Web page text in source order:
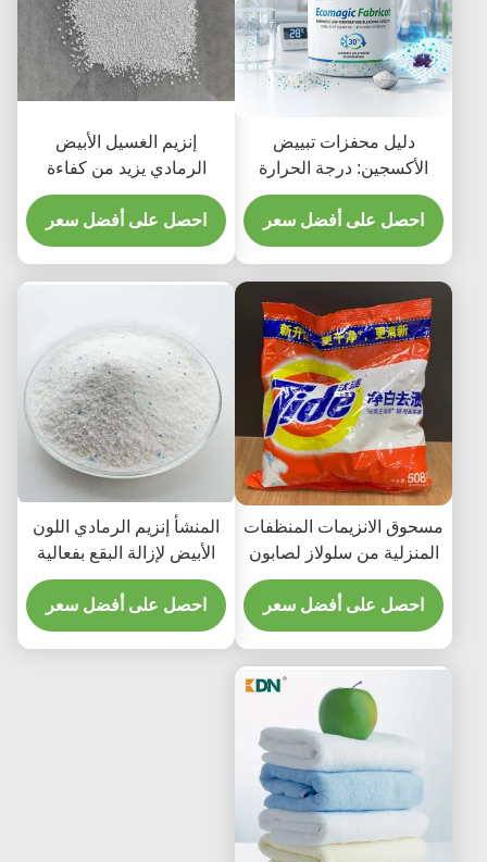
دليل محفزات تبييض
الأكسجين: درجة الحرارة
المنخفضة؟ | كيه دي ان
للتكنولوجيا الحيوية
احصل على أفضل سعر
إنزيم الغسيل الأبيض
الرمادي يزيد من كفاءة
غسيل الملابس
احصل على أفضل سعر
مسحوق الانزيمات المنظفات
المنزلية من سلولاز لصابون
الملابس اكثر اشراقا ونظافة
احصل على أفضل سعر
المنشأ إنزيم الرمادي اللون
الأبيض لإزالة البقع بفعالية
احصل على أفضل سعر